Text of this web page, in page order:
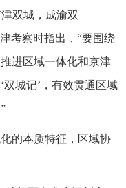
双城，成渝双
考察时指出，“要围绕
进区域一体化和京津
城记’，有效贯通区域
的本质特征，区域协